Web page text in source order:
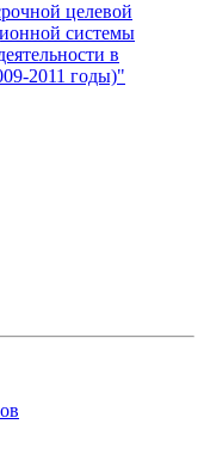
целевой
системы
в
2011 годы)"